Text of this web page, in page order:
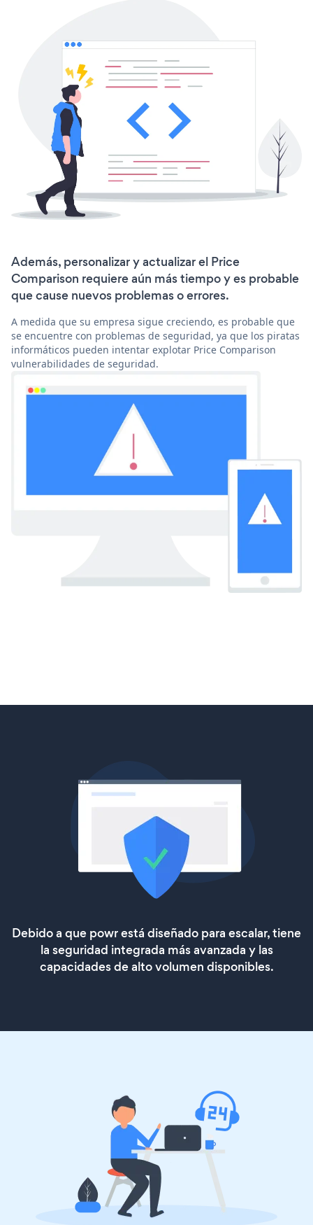
Además, personalizar y actualizar el Price
Comparison requiere aún más tiempo y es probable
que cause nuevos problemas o errores.
A medida que su empresa sigue creciendo, es probable que
se encuentre con problemas de seguridad, ya que los piratas
informáticos pueden intentar explotar Price Comparison
vulnerabilidades de seguridad.
Debido a que powr está diseñado para escalar, tiene
la seguridad integrada más avanzada y las
capacidades de alto volumen disponibles.